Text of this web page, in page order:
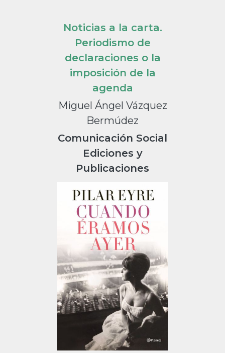
Noticias a la carta.
Periodismo de
declaraciones o la
imposición de la
agenda
Miguel Ángel Vázquez
Bermúdez
Comunicación Social
Ediciones y
Publicaciones